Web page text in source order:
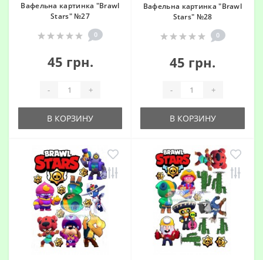
Вафельна картинка "Brawl
Stars" №27
0
45 грн.
- +
В КОРЗИНУ
Вафельна картинка "Brawl
Stars" №28
0
45 грн.
- +
В КОРЗИНУ